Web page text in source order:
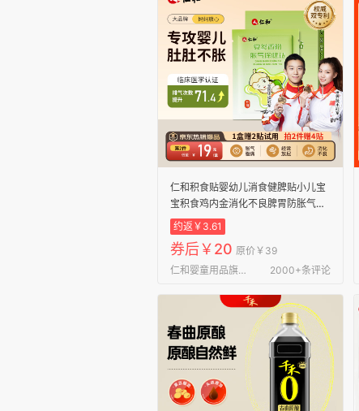
仁和积食贴婴幼儿消食健脾贴小儿宝
宝积食鸡内金消化不良脾胃防胀气贴
【全网爆款】胀气贴8贴/盒赠2贴
约返￥3.61
券后￥20 原价￥39
仁和婴童用品旗舰店
2000+条评论